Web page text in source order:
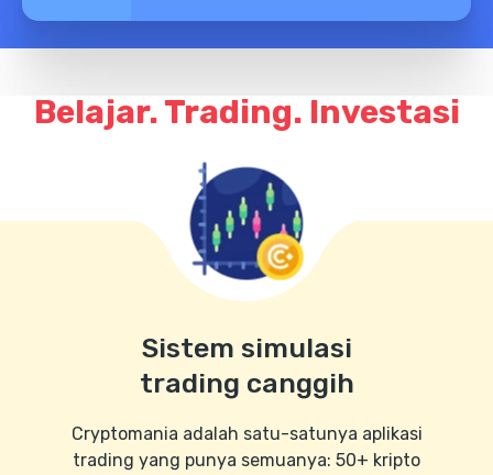
Belajar. Trading. Investasi
Sistem simulasi
trading canggih
Cryptomania adalah satu-satunya aplikasi
trading yang punya semuanya: 50+ kripto